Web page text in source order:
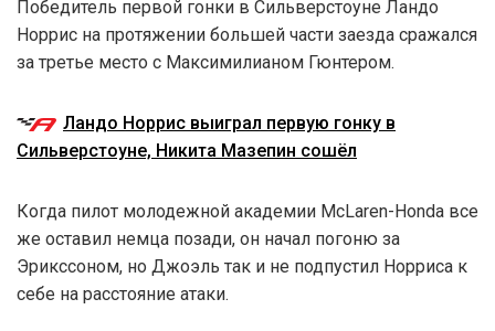
Победитель первой гонки в Сильверстоуне Ландо
Норрис на протяжении большей части заезда сражался
за третье место с Максимилианом Гюнтером.
Ландо Норрис выиграл первую гонку в
Сильверстоуне, Никита Мазепин сошёл
Когда пилот молодежной академии McLaren-Honda все
же оставил немца позади, он начал погоню за
Эрикссоном, но Джоэль так и не подпустил Норриса к
себе на расстояние атаки.